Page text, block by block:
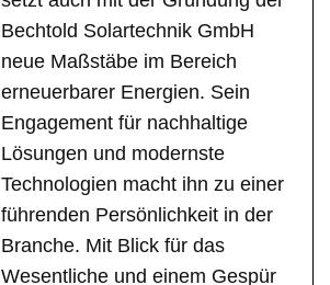
Bechtold Solartechnik GmbH
neue Maßstäbe im Bereich
erneuerbarer Energien. Sein
Engagement für nachhaltige
Lösungen und modernste
Technologien macht ihn zu einer
führenden Persönlichkeit in der
Branche. Mit Blick für das
Wesentliche und einem Gespür